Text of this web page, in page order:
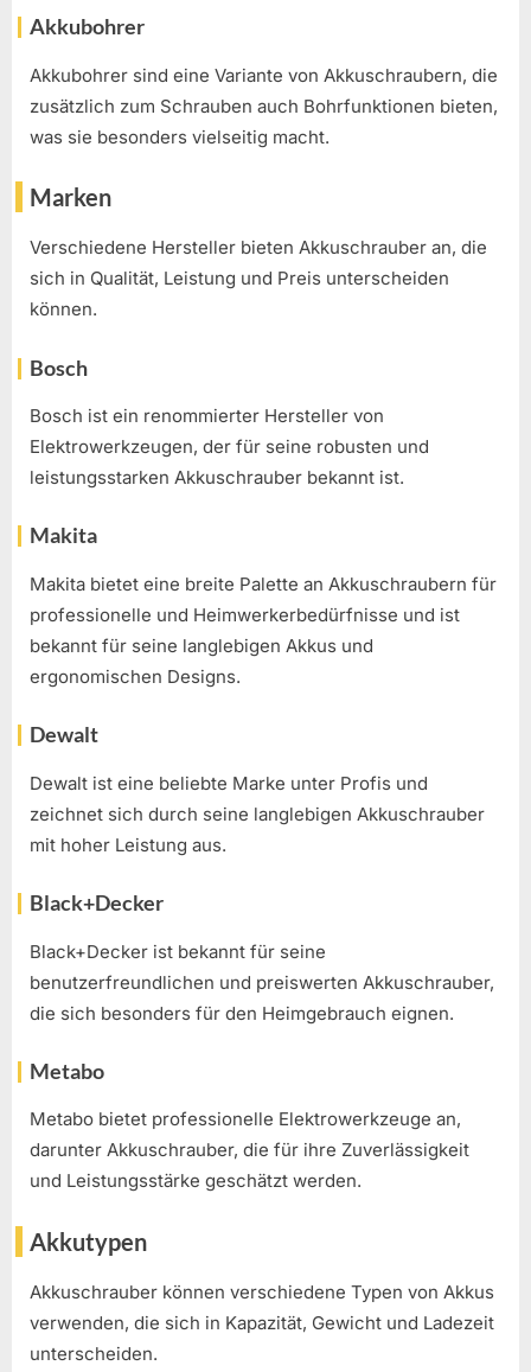
Akkubohrer
Akkubohrer sind eine Variante von Akkuschraubern, die
zusätzlich zum Schrauben auch Bohrfunktionen bieten,
was sie besonders vielseitig macht.
Marken
Verschiedene Hersteller bieten Akkuschrauber an, die
sich in Qualität, Leistung und Preis unterscheiden
können.
Bosch
Bosch ist ein renommierter Hersteller von
Elektrowerkzeugen, der für seine robusten und
leistungsstarken Akkuschrauber bekannt ist.
Makita
Makita bietet eine breite Palette an Akkuschraubern für
professionelle und Heimwerkerbedürfnisse und ist
bekannt für seine langlebigen Akkus und
ergonomischen Designs.
Dewalt
Dewalt ist eine beliebte Marke unter Profis und
zeichnet sich durch seine langlebigen Akkuschrauber
mit hoher Leistung aus.
Black+Decker
Black+Decker ist bekannt für seine
benutzerfreundlichen und preiswerten Akkuschrauber,
die sich besonders für den Heimgebrauch eignen.
Metabo
Metabo bietet professionelle Elektrowerkzeuge an,
darunter Akkuschrauber, die für ihre Zuverlässigkeit
und Leistungsstärke geschätzt werden.
Akkutypen
Akkuschrauber können verschiedene Typen von Akkus
verwenden, die sich in Kapazität, Gewicht und Ladezeit
unterscheiden.